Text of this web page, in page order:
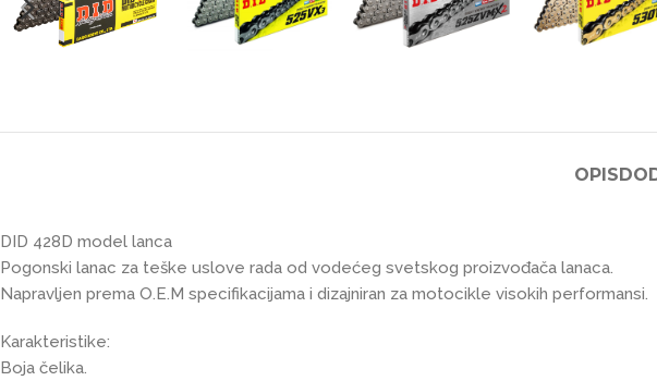
OPIS
DID 428D model lanca
Pogonski lanac za teške uslove rada od vodećeg svetskog proizvođača lanaca.
Napravljen prema O.E.M specifikacijama i dizajniran za motocikle visokih performansi.
Karakteristike:
Boja čelika.